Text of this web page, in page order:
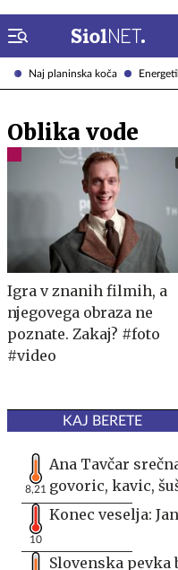
Naj planinska koča
Oblika vode
Igra v znanih filmih, a
njegovega obraza ne
poznate. Zakaj? #foto
#video
KAJ BERETE
8,21
Ana Tavčar
govoric, kavic,
10
Konec veselja:
Slovenska pevka